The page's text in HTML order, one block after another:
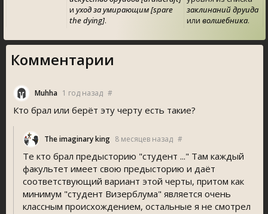
и уход за умирающим [spare
the dying].
заклинаний друида
или волшебника.
Комментарии
Muhha 1 год назад #
Кто брал или берёт эту черту есть такие?
The imaginary king 8 месяцев назад #
Те кто брал предысторию "студент ..." Там каждый
факультет имеет свою предысторию и даёт
соответствующий вариант этой черты, притом как
минимум "студент Визерблума" является очень
классным происхождением, остальные я не смотрел